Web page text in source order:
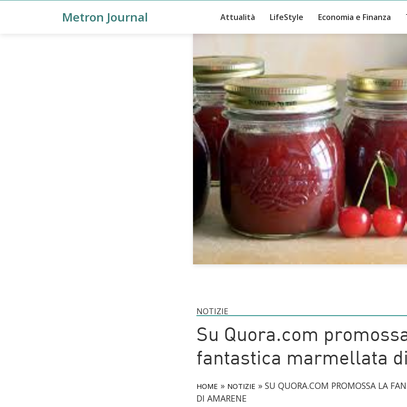
Metron Journal Attualità LifeStyle Economia e Finanza
NOTIZIE
Su Quora.com
fantastica marmellata
HOME » NOTIZIE » SU QUORA.COM PROMOSSA LA
DI AMARENE